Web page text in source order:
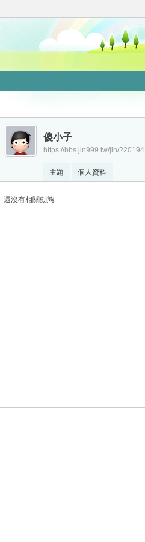
傻小子
https://bbs.jin999.tw/jin/?20194
主題 個人資料
還沒有相關動態